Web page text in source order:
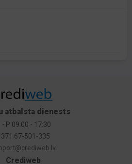
Crediweb
atbalsta dienests
- P 09:00 - 17:30
67-501-335